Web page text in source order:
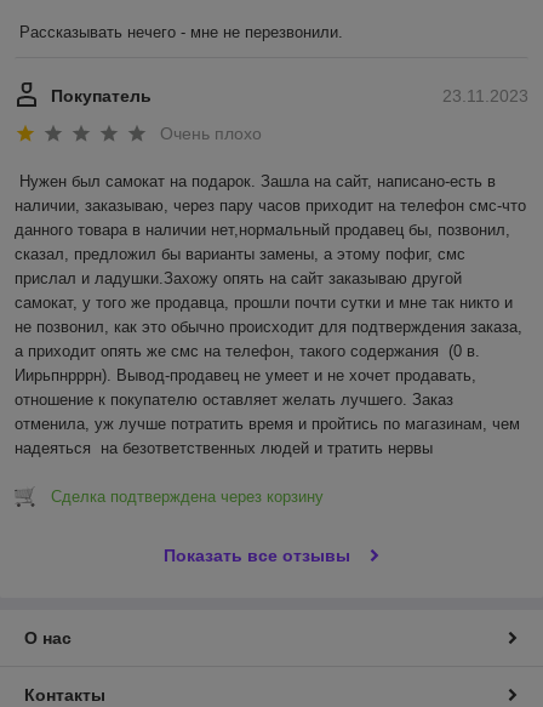
Рассказывать нечего - мне не перезвонили.
23.11.2023
Покупатель
Очень плохо
Нужен был самокат на подарок. Зашла на сайт, написано-есть в
наличии, заказываю, через пару часов приходит на телефон смс-что
данного товара в наличии нет,нормальный продавец бы, позвонил,
сказал, предложил бы варианты замены, а этому пофиг, смс
прислал и ладушки.Захожу опять на сайт заказываю другой
самокат, у того же продавца, прошли почти сутки и мне так никто и
не позвонил, как это обычно происходит для подтверждения заказа,
а приходит опять же смс на телефон, такого содержания  (0 в.
Иирьпнрррн). Вывод-продавец не умеет и не хочет продавать,
отношение к покупателю оставляет желать лучшего. Заказ
отменила, уж лучше потратить время и пройтись по магазинам, чем
надеяться  на безответственных людей и тратить нервы
Сделка подтверждена через корзину
Показать все отзывы
О нас
Контакты